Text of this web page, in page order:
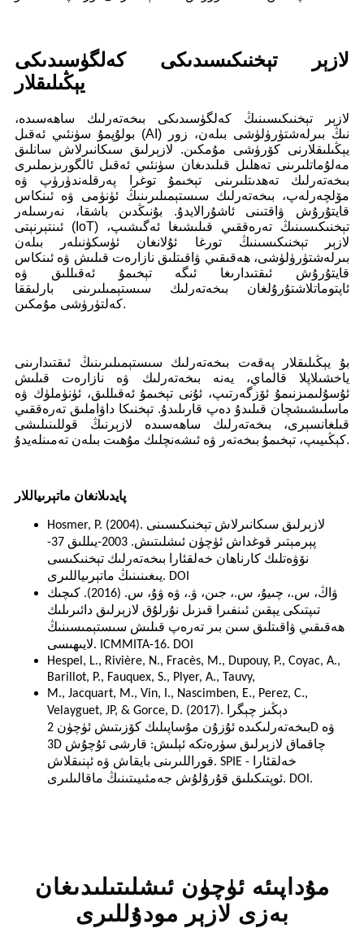
لازېر تېخنىكىسىدىكى كەلگۈسىدىكى
يېڭىلىقلار
لازېر تېخنىكىسىنىڭ كەلگۈسىدىكى بىخەتەرلىك ساھەسىدە،
بولۇپمۇ سۈنئىي ئەقىل (AI) نىڭ بىرلەشتۈرۈلۈشى بىلەن، زور
يېڭىلىقلارنى كۆرۈشى مۇمكىن. لازېرلىق سىكانىرلاش سانلىق
مەلۇماتلىرىنى تەھلىل قىلىدىغان سۈنئىي ئەقىل ئالگورىزىملىرى
بىخەتەرلىك تەھدىتلىرىنى تېخىمۇ توغرا پەرقلەندۈرۈپ ۋە
مۆلچەرلەپ، بىخەتەرلىك سىستېمىلىرىنىڭ ئۈنۈمى ۋە ئىنكاس
قايتۇرۇش ۋاقتىنى ئاشۇرالايدۇ. بۇنىڭدىن باشقا، نەرسىلەر
ئىنتېرنېتى (IoT) تېخنىكىسىنىڭ تەرەققىي قىلىشىغا ئەگىشىپ،
لازېر تېخنىكىسىنىڭ تورغا ئۇلانغان ئۈسكۈنىلەر بىلەن
بىرلەشتۈرۈلۈشى، ھەقىقىي ۋاقىتلىق نازارەت قىلىش ۋە ئىنكاس
قايتۇرۇش ئىقتىدارىغا ئىگە تېخىمۇ ئەقىللىق ۋە
ئاپتوماتلاشتۇرۇلغان بىخەتەرلىك سىستېمىلىرىنى بارلىققا
كەلتۈرۈشى مۇمكىن.
بۇ يېڭىلىقلار پەقەت بىخەتەرلىك سىستېمىلىرىنىڭ ئىقتىدارىنى
ياخشىلاپلا قالماي، يەنە بىخەتەرلىك ۋە نازارەت قىلىش
ئۇسۇلىمىزنىمۇ ئۆزگەرتىپ، ئۇنى تېخىمۇ ئەقىللىق، ئۈنۈملۈك ۋە
ماسلىشىشچان قىلىدۇ دەپ قارىلىدۇ. تېخنىكا داۋاملىق تەرەققىي
قىلغانسېرى، بىخەتەرلىك ساھەسىدە لازېرنىڭ قوللىنىلىشى
كېڭىيىپ، تېخىمۇ بىخەتەر ۋە ئىشەنچلىك مۇھىت بىلەن تەمىنلەيدۇ.
پايدىلانغان ماتېرىياللار
Hosmer, P. (2004). لازېرلىق سىكانىرلاش تېخنىكىسىنى
پېرمېتىر قوغداش ئۈچۈن ئىشلىتىش. 2003-يىللىق 37-
نۆۋەتلىك كارناھان خەلقئارا بىخەتەرلىك تېخنىكىسى
يىغىنىنىڭ ماتېرىياللىرى. DOI
ۋاڭ، س.، چىيۇ، س.، جىن، ۋ.، ۋە ۋۇ، س. (2016). كىچىك
تىپتىكى يېقىن ئىنفىرا قىزىل نۇرلۇق لازېرلىق دائىرىلىك
ھەقىقىي ۋاقىتلىق سىن بىر تەرەپ قىلىش سىستېمىسىنىڭ
لايىھىسى. ICMMITA-16. DOI
Hespel, L., Rivière, N., Fracès, M., Dupouy, P., Coyac, A.,
Barillot, P., Fauquex, S., Plyer, A., Tauvy,
M., Jacquart, M., Vin, I., Nascimben, E., Perez, C.,
Velayguet, JP, & Gorce, D. (2017). دېڭىز چېگرا
بىخەتەرلىكىدە ئۇزۇن مۇساپىلىك كۆزىتىش ئۈچۈن 2D ۋە
3D چاقماق لازېرلىق سۈرەتكە ئېلىش: قارشى ئۇچۇش
قوراللىرىنى بايقاش ۋە ئېنىقلاش. SPIE - خەلقئارا
ئوپتىكىلىق قۇرۇلۇش جەمئىيىتىنىڭ ماقالىلىرى. DOI.
مۇداپىئە ئۈچۈن ئىشلىتىلىدىغان
بەزى لازېر مودۇللىرى